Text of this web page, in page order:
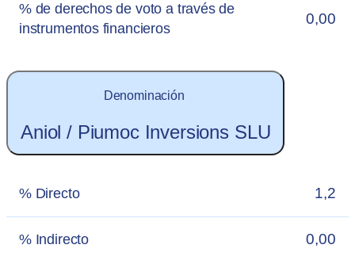
% de derechos de voto a través de
instrumentos financieros
0,00
Denominación
Aniol / Piumoc Inversions SLU
% Directo 1,2
% Indirecto 0,00